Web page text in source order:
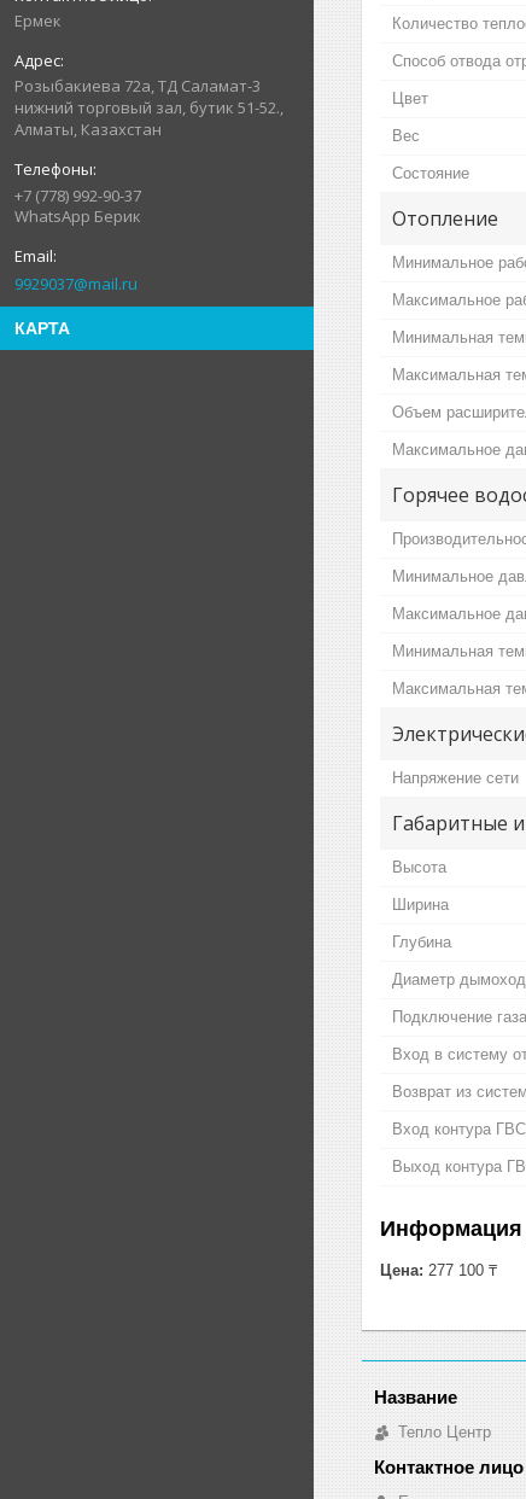
Ермек
Розыбакиева 72а, ТД Саламат-3
нижний торговый зал, бутик 51-52.,
Алматы, Казахстан
+7 (778) 992-90-37
WhatsApp Берик
9929037@mail.ru
КАРТА
Количество
Способ отвода
Цвет
Вес
Состояние
Отопление
Минимальное
Максимальное
Минимальная
Максимальная
Объем
Максимальное
Горячее
Минимальное
Максимальное
Минимальная
Максимальная
Напряжение сети
Габаритные
Высота
Ширина
Глубина
Диаметр
Подключение газа
Вход в систему
Возврат из
Вход контура ГВС
Выход контура
Информация
Цена: 277 100 ₸
Тепло Центр